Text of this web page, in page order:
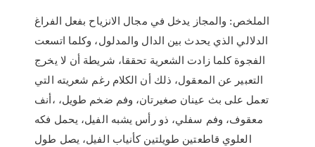
الملخص: والمجاز يدخل في مجال الانزياح بفعل الفراغ
الدلالي الذي يحدث بين الدال والمدلول، وكلما اتسعت
الفجوة كلما زادت الشعرية تحققا، شريطة أن لا يخرج
التعبير عن المعقول، ذلك أن الكلام رغم شعريته التي
تعمل على بث عينان صغيرتان، وفم ضخم طويل، ،أنف
معقوف، وفم سفلي، ذو رأس يشبه الفيل، يحمل فكه
العلوي قاطعتين طويلتين كأنياب الفيل، يصل طول